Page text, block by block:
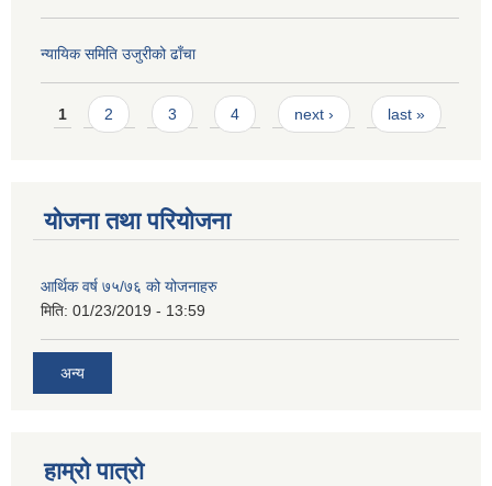
न्यायिक समिति उजुरीको ढाँचा
Pages
1 2 3 4 next › last »
योजना तथा परियोजना
आर्थिक वर्ष ७५/७६ को योजनाहरु
मिति: 01/23/2019 - 13:59
अन्य
हाम्रो पात्रो